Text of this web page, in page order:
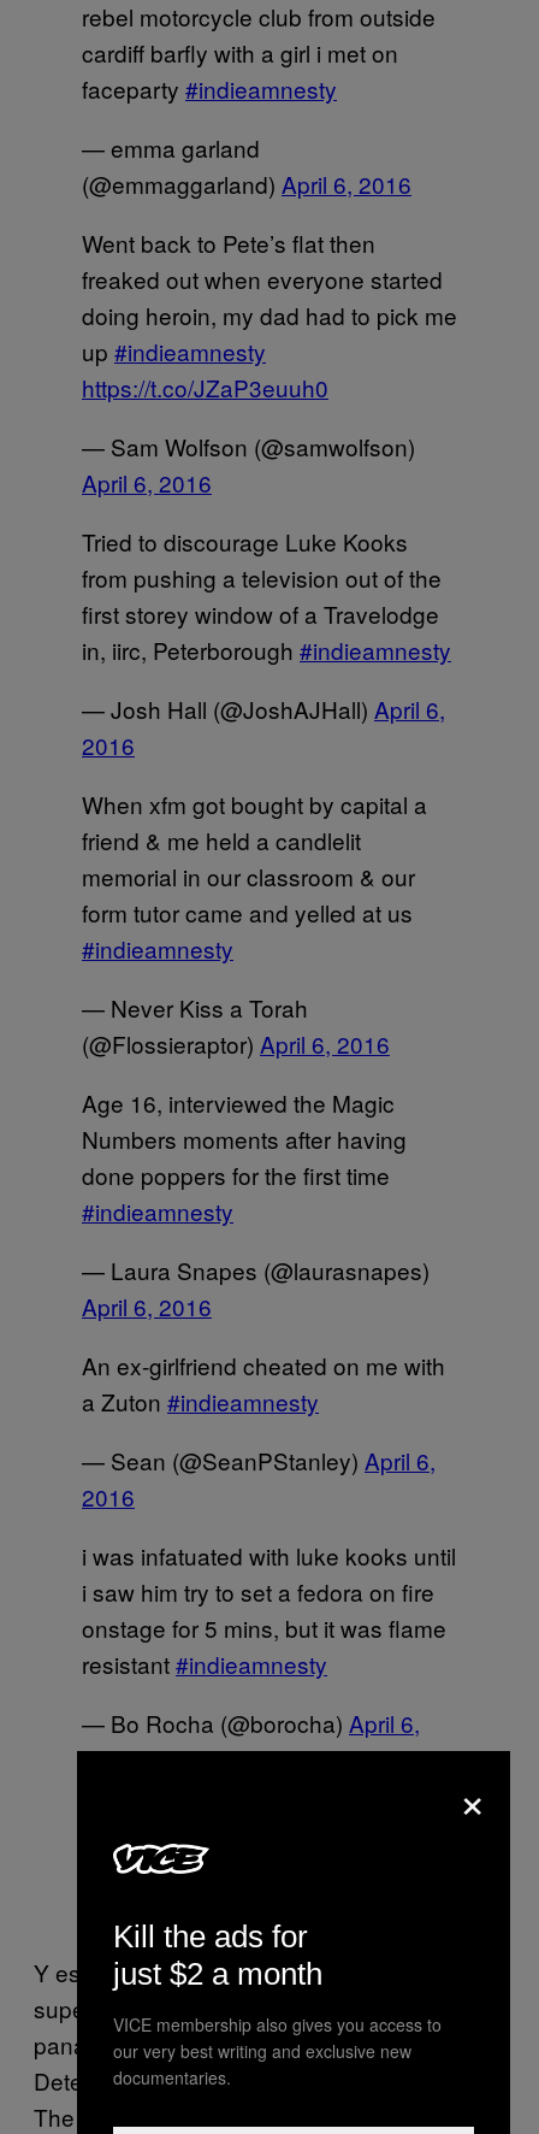
rebel motorcycle club from outside
cardiff barfly with a girl i met on
faceparty #indieamnesty
— emma garland
(@emmaggarland) April 6, 2016
Went back to Pete’s flat then
freaked out when everyone started
doing heroin, my dad had to pick me
up #indieamnesty
https://t.co/JZaP3euuh0
— Sam Wolfson (@samwolfson)
April 6, 2016
Tried to discourage Luke Kooks
from pushing a television out of the
first storey window of a Travelodge
in, iirc, Peterborough #indieamnesty
— Josh Hall (@JoshAJHall) April 6,
2016
When xfm got bought by capital a
friend & me held a candlelit
memorial in our classroom & our
form tutor came and yelled at us
#indieamnesty
— Never Kiss a Torah
(@Flossieraptor) April 6, 2016
Age 16, interviewed the Magic
Numbers moments after having
done poppers for the first time
#indieamnesty
— Laura Snapes (@laurasnapes)
April 6, 2016
An ex-girlfriend cheated on me with
a Zuton #indieamnesty
— Sean (@SeanPStanley) April 6,
2016
i was infatuated with luke kooks until
i saw him try to set a fedora on fire
onstage for 5 mins, but it was flame
resistant#indieamnesty
— Bo Rocha (@borocha) April 6,
2016
— Bill Ryder-Jones
Y eso logramos obtenerlo solo rascando la
superficie. Si alguna vez usaste un blazer de
pana, seguiste el tour de The Pigeon
Detectives, o te besuqueaste a alguien de
The Automatic, haz algo decente y deja que
×
Kill the ads for
just $2 a month
VICE membership also gives you access to
our very best writing and exclusive new
documentaries.